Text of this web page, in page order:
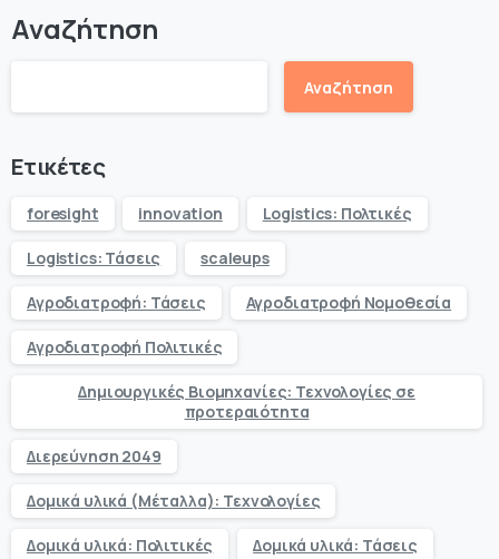
Αναζήτηση
Αναζήτηση
Ετικέτες
foresight innovation Logistics: Πολτικές
Logistics: Τάσεις scaleups
Αγροδιατροφή: Τάσεις Αγροδιατροφή Νομοθεσία
Αγροδιατροφή Πολιτικές
Δημιουργικές Βιομηχανίες: Τεχνολογίες σε
προτεραιότητα
Διερεύνηση 2049
Δομικά υλικά (Μέταλλα): Τεχνολογίες
Δομικά υλικά: Πολιτικές Δομικά υλικά: Τάσεις